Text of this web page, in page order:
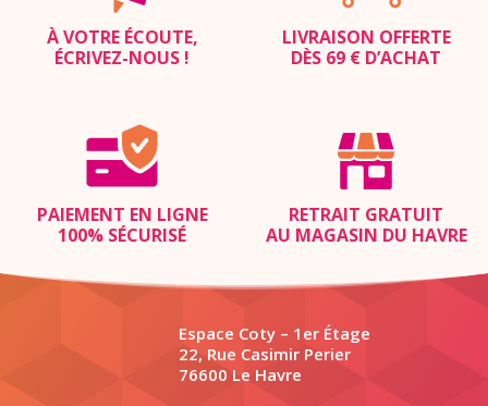
À VOTRE ÉCOUTE,
ÉCRIVEZ-NOUS !
LIVRAISON OFFERTE
DÈS 69 € D’ACHAT
PAIEMENT EN LIGNE
100% SÉCURISÉ
RETRAIT GRATUIT
AU MAGASIN DU HAVRE
Espace Coty – 1er Étage
22, Rue Casimir Perier
76600 Le Havre